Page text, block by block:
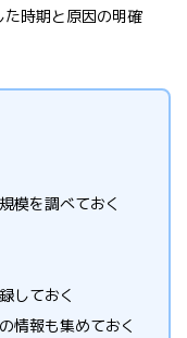
時期と原因の明確
模を調べておく
しておく
情報も集めておく